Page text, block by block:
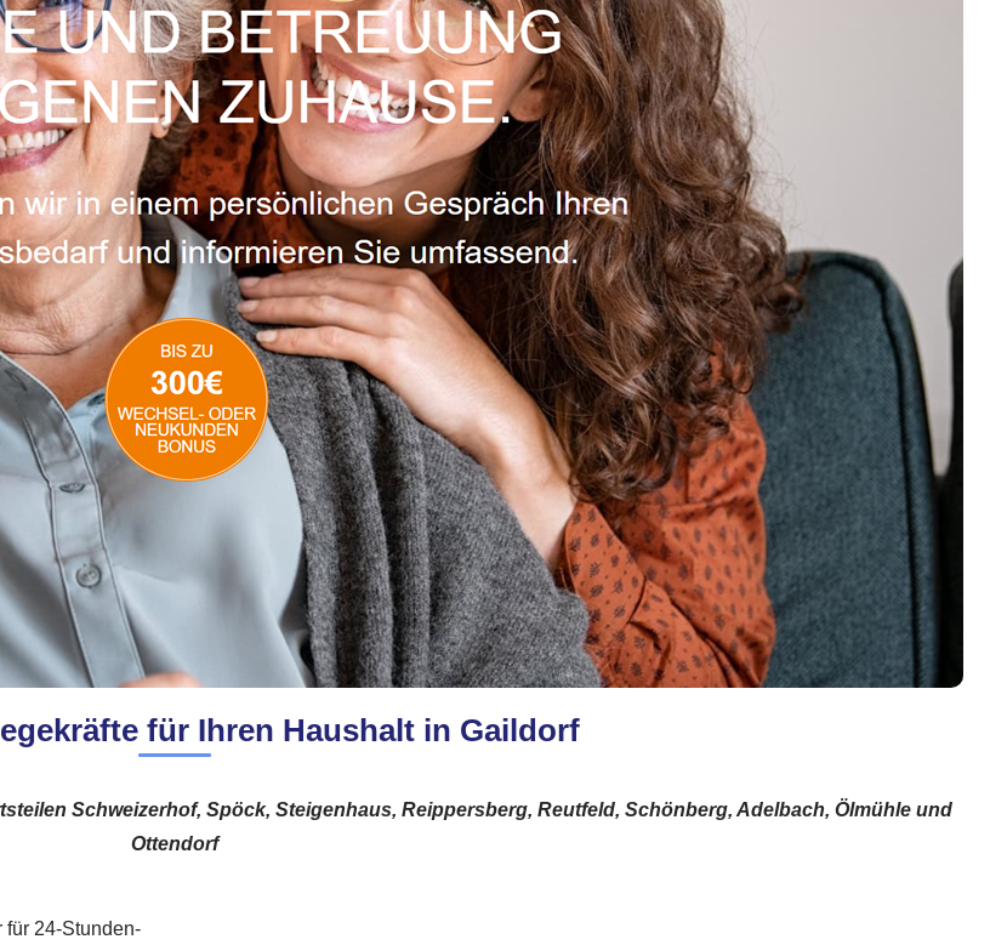
für Ihren Haushalt in Gaildorf
Schweizerhof, Spöck, Steigenhaus, Reippersberg, Reutfeld, Schönberg, Adelbach, Ölmühle und
Ottendorf
für 24-Stunden-